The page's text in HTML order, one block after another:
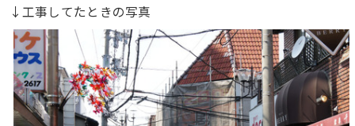
↓工事してたときの写真